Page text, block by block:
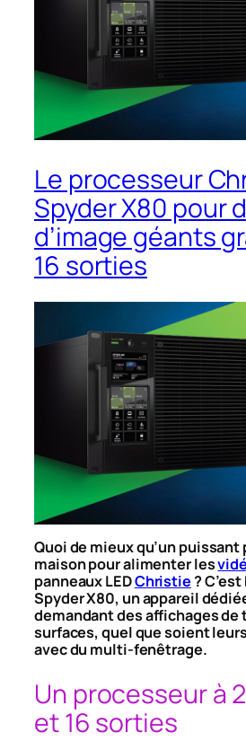
Le processeur
Spyder X80 pour
d’image géants
16 sorties
Quoi de mieux qu’un
maison pour alimenter les
panneaux LEDChristie ?
Spyder X80, un appareil
demandant des affichages de
surfaces, quel que soient
avec du multi-fenêtrage.
Un processeur à
et 16 sorties